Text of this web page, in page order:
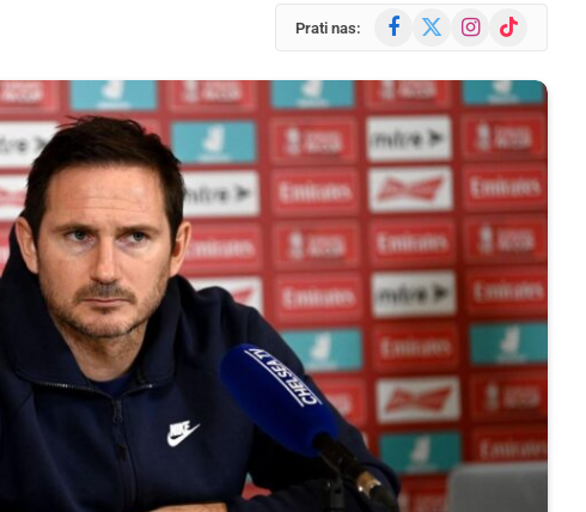
Prati nas: Facebook Instagram
TikTok